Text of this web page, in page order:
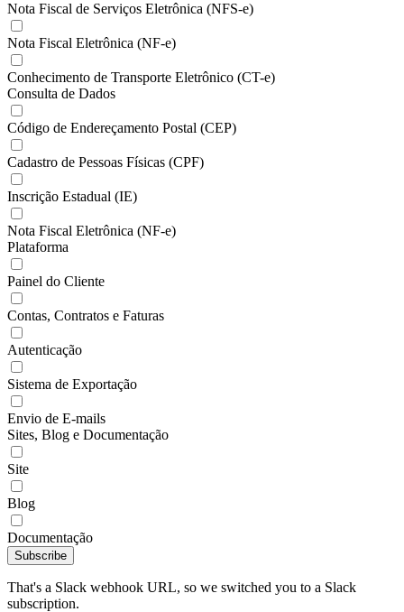
Nota Fiscal de Serviços Eletrônica (NFS-e)
Nota Fiscal Eletrônica (NF-e)
Conhecimento de Transporte Eletrônico (CT-e)
Consulta de Dados
Código de Endereçamento Postal (CEP)
Cadastro de Pessoas Físicas (CPF)
Inscrição Estadual (IE)
Nota Fiscal Eletrônica (NF-e)
Plataforma
Painel do Cliente
Contas, Contratos e Faturas
Autenticação
Sistema de Exportação
Envio de E-mails
Sites, Blog e Documentação
Site
Blog
Documentação
Subscribe
That's a Slack webhook URL, so we switched you to a Slack
subscription.